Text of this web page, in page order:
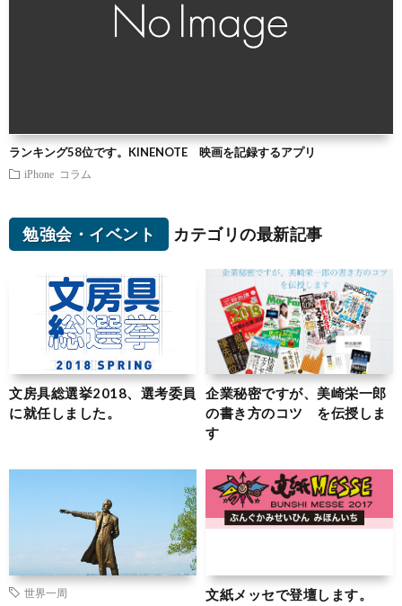
ランキング58位です。KINENOTE 映画を記録するアプリ
iPhone コラム
勉強会・イベント カテゴリの最新記事
文房具総選挙2018、選考委員
に就任しました。
企業秘密ですが、美崎栄一郎
の書き方のコツ を伝授しま
す
世界一周 文紙メッセで登壇します。